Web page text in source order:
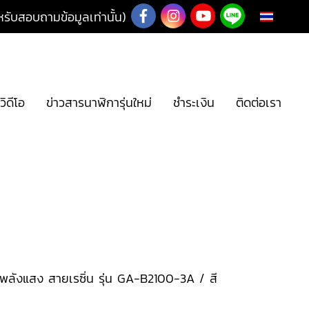
บสอบถามข้อมูลเท่านั้น)
วิดีโอ ข่าวสารนาฬิการุ่นใหม่ ชำระเงิน ติดต่อเรา
ลังแสง สายเรซิ่น รุ่น GA-B2100-3A / สี